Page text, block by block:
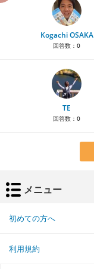
Kogachi OSAKA
回答数： 0
TE
回答数： 0
メニュー
初めての方へ
利用規約